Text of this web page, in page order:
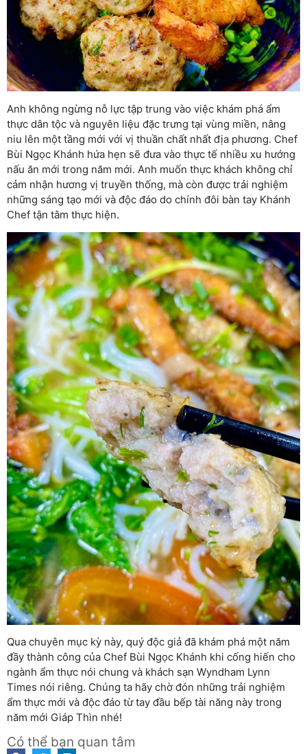
Anh không ngừng nỗ lực tập trung vào việc khám phá ẩm
thực dân tộc và nguyên liệu đặc trưng tại vùng miền, nâng
niu lên một tầng mới với vị thuần chất nhất địa phương. Chef
Bùi Ngọc Khánh hứa hẹn sẽ đưa vào thực tế nhiều xu hướng
nấu ăn mới trong năm mới. Anh muốn thực khách không chỉ
cảm nhận hương vị truyền thống, mà còn được trải nghiệm
những sáng tạo mới và độc đáo do chính đôi bàn tay Khánh
Chef tận tâm thực hiện.
Qua chuyên mục kỳ này, quý độc giả đã khám phá một năm
đầy thành công của Chef Bùi Ngọc Khánh khi cống hiến cho
ngành ẩm thực nói chung và khách sạn Wyndham Lynn
Times nói riêng. Chúng ta hãy chờ đón những trải nghiệm
ẩm thực mới và độc đáo từ tay đầu bếp tài năng này trong
năm mới Giáp Thìn nhé!
Có thể bạn quan tâm